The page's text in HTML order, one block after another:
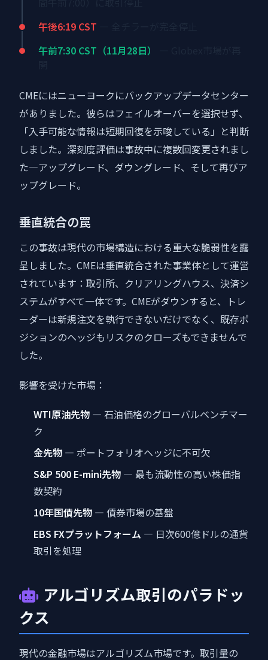
午後6:19 CST
午前7:30 CST（11月28日）
CMEにはニューヨークにバックアップデータセンター
がありました。彼らはフェイルオーバーを選択せず、
「入手可能な情報は短期回復を示唆している」と判断
しました。深刻度評価は事故中に複数回変更されまし
た—アップグレード、ダウングレード、そして再びア
ップグレード。
垂直統合の罠
この事故は現代の市場構造における重大な脆弱性を露
呈しました。CMEは垂直統合された事業体として運営
されています：取引所、クリアリングハウス、決済シ
ステムがすべて一体です。CMEがダウンすると、トレ
ーダーは新規注文を執行できないだけでなく、既存ポ
ジションのヘッジもリスクのクローズもできませんで
した。
影響を受けた市場：
WTI原油先物 — 石油価格のグローバルベンチマー
ク
金先物 — ポートフォリオヘッジに不可欠
S&P 500 E-mini先物 — 最も流動性の高い株価指
数契約
10年国債先物 — 債券市場の基盤
EBS FXプラットフォーム — 日次600億ドルの通貨
取引を処理
アルゴリズム取引のパラドッ
クス
現代の金融市場はアルゴリズム市場です。取引量の